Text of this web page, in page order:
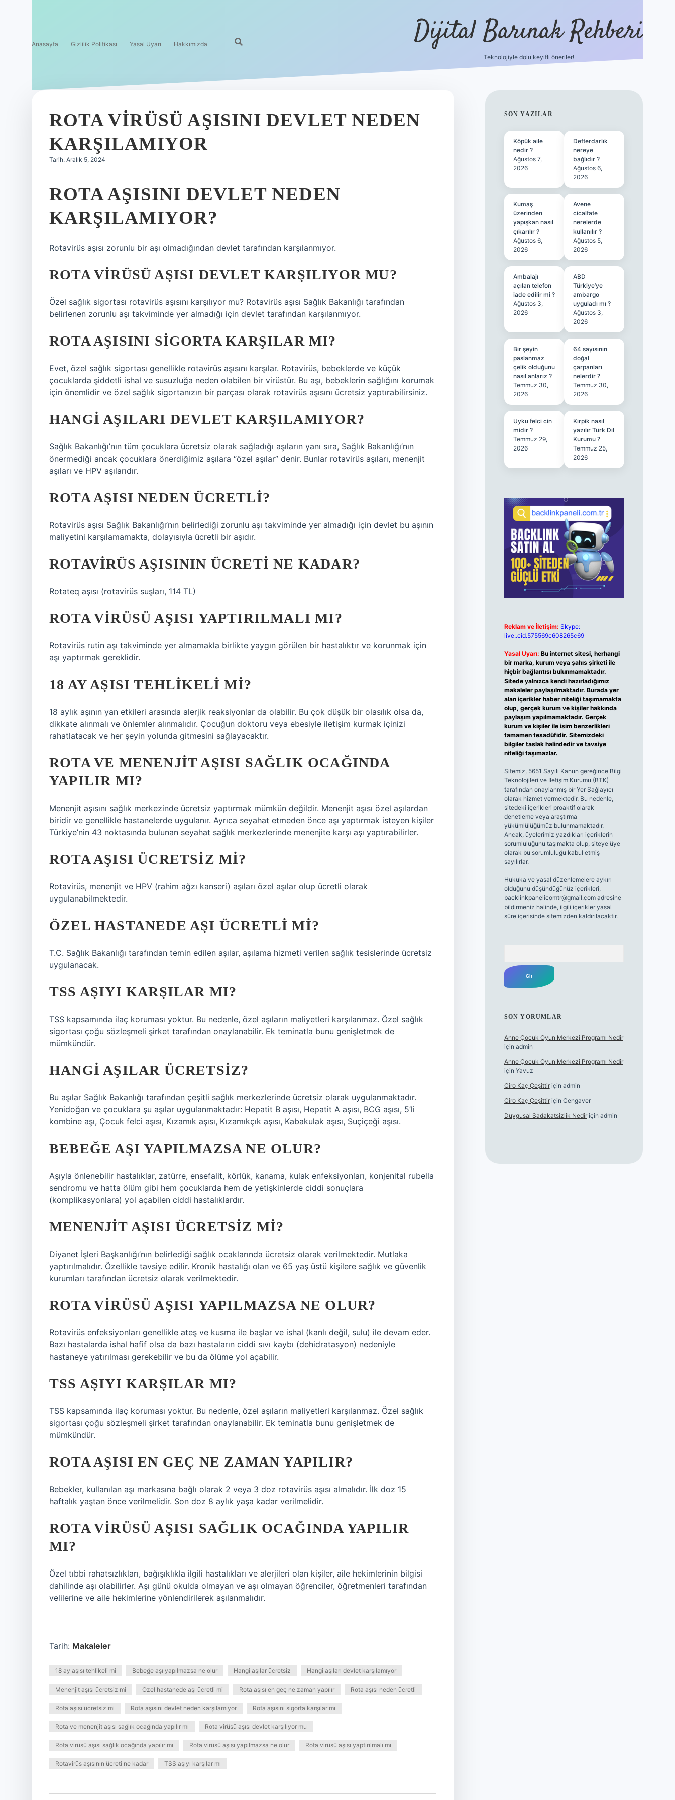
Anasayfa Gizlilik Politikası Yasal Uyarı Hakkımızda Dijital Barınak Rehberi
Teknolojiyle dolu keyifli öneriler!
ROTA VIRÜSÜ AŞISINI DEVLET NEDEN
KARŞILAMIYOR
Tarih: Aralık 5, 2024
ROTA AŞISINI DEVLET NEDEN
KARŞILAMIYOR?
Rotavirüs aşısı zorunlu bir aşı olmadığından devlet tarafından karşılanmıyor.
ROTA VIRÜSÜ AŞISI DEVLET KARŞILIYOR MU?
Özel sağlık sigortası rotavirüs aşısını karşılıyor mu? Rotavirüs aşısı Sağlık Bakanlığı tarafından
belirlenen zorunlu aşı takviminde yer almadığı için devlet tarafından karşılanmıyor.
ROTA AŞISINI SIGORTA KARŞILAR MI?
Evet, özel sağlık sigortası genellikle rotavirüs aşısını karşılar. Rotavirüs, bebeklerde ve küçük
çocuklarda şiddetli ishal ve susuzluğa neden olabilen bir virüstür. Bu aşı, bebeklerin sağlığını korumak
için önemlidir ve özel sağlık sigortanızın bir parçası olarak rotavirüs aşısını ücretsiz yaptırabilirsiniz.
HANGI AŞILARI DEVLET KARŞILAMIYOR?
Sağlık Bakanlığı’nın tüm çocuklara ücretsiz olarak sağladığı aşıların yanı sıra, Sağlık Bakanlığı’nın
önermediği ancak çocuklara önerdiğimiz aşılara “özel aşılar” denir. Bunlar rotavirüs aşıları, menenjit
aşıları ve HPV aşılarıdır.
ROTA AŞISI NEDEN ÜCRETLI?
Rotavirüs aşısı Sağlık Bakanlığı’nın belirlediği zorunlu aşı takviminde yer almadığı için devlet bu aşının
maliyetini karşılamamakta, dolayısıyla ücretli bir aşıdır.
ROTAVIRÜS AŞISININ ÜCRETI NE KADAR?
Rotateq aşısı (rotavirüs suşları, 114 TL)
ROTA VIRÜSÜ AŞISI YAPTIRILMALI MI?
Rotavirüs rutin aşı takviminde yer almamakla birlikte yaygın görülen bir hastalıktır ve korunmak için
aşı yaptırmak gereklidir.
18 AY AŞISI TEHLIKELI MI?
18 aylık aşının yan etkileri arasında alerjik reaksiyonlar da olabilir. Bu çok düşük bir olasılık olsa da,
dikkate alınmalı ve önlemler alınmalıdır. Çocuğun doktoru veya ebesiyle iletişim kurmak içinizi
rahatlatacak ve her şeyin yolunda gitmesini sağlayacaktır.
ROTA VE MENENJIT AŞISI SAĞLIK OCAĞINDA
YAPILIR MI?
Menenjit aşısını sağlık merkezinde ücretsiz yaptırmak mümkün değildir. Menenjit aşısı özel aşılardan
biridir ve genellikle hastanelerde uygulanır. Ayrıca seyahat etmeden önce aşı yaptırmak isteyen kişiler
Türkiye’nin 43 noktasında bulunan seyahat sağlık merkezlerinde menenjite karşı aşı yaptırabilirler.
ROTA AŞISI ÜCRETSIZ MI?
Rotavirüs, menenjit ve HPV (rahim ağzı kanseri) aşıları özel aşılar olup ücretli olarak
uygulanabilmektedir.
ÖZEL HASTANEDE AŞI ÜCRETLI MI?
T.C. Sağlık Bakanlığı tarafından temin edilen aşılar, aşılama hizmeti verilen sağlık tesislerinde ücretsiz
uygulanacak.
TSS AŞIYI KARŞILAR MI?
TSS kapsamında ilaç koruması yoktur. Bu nedenle, özel aşıların maliyetleri karşılanmaz. Özel sağlık
sigortası çoğu sözleşmeli şirket tarafından onaylanabilir. Ek teminatla bunu genişletmek de
mümkündür.
HANGI AŞILAR ÜCRETSIZ?
Bu aşılar Sağlık Bakanlığı tarafından çeşitli sağlık merkezlerinde ücretsiz olarak uygulanmaktadır.
Yenidoğan ve çocuklara şu aşılar uygulanmaktadır: Hepatit B aşısı, Hepatit A aşısı, BCG aşısı, 5’li
kombine aşı, Çocuk felci aşısı, Kızamık aşısı, Kızamıkçık aşısı, Kabakulak aşısı, Suçiçeği aşısı.
BEBEĞE AŞI YAPILMAZSA NE OLUR?
Aşıyla önlenebilir hastalıklar, zatürre, ensefalit, körlük, kanama, kulak enfeksiyonları, konjenital rubella
sendromu ve hatta ölüm gibi hem çocuklarda hem de yetişkinlerde ciddi sonuçlara
(komplikasyonlara) yol açabilen ciddi hastalıklardır.
MENENJIT AŞISI ÜCRETSIZ MI?
Diyanet İşleri Başkanlığı’nın belirlediği sağlık ocaklarında ücretsiz olarak verilmektedir. Mutlaka
yaptırılmalıdır. Özellikle tavsiye edilir. Kronik hastalığı olan ve 65 yaş üstü kişilere sağlık ve güvenlik
kurumları tarafından ücretsiz olarak verilmektedir.
ROTA VIRÜSÜ AŞISI YAPILMAZSA NE OLUR?
Rotavirüs enfeksiyonları genellikle ateş ve kusma ile başlar ve ishal (kanlı değil, sulu) ile devam eder.
Bazı hastalarda ishal hafif olsa da bazı hastaların ciddi sıvı kaybı (dehidratasyon) nedeniyle
hastaneye yatırılması gerekebilir ve bu da ölüme yol açabilir.
TSS AŞIYI KARŞILAR MI?
TSS kapsamında ilaç koruması yoktur. Bu nedenle, özel aşıların maliyetleri karşılanmaz. Özel sağlık
sigortası çoğu sözleşmeli şirket tarafından onaylanabilir. Ek teminatla bunu genişletmek de
mümkündür.
ROTA AŞISI EN GEÇ NE ZAMAN YAPILIR?
Bebekler, kullanılan aşı markasına bağlı olarak 2 veya 3 doz rotavirüs aşısı almalıdır. İlk doz 15
haftalık yaştan önce verilmelidir. Son doz 8 aylık yaşa kadar verilmelidir.
ROTA VIRÜSÜ AŞISI SAĞLIK OCAĞINDA YAPILIR
MI?
Özel tıbbi rahatsızlıkları, bağışıklıkla ilgili hastalıkları ve alerjileri olan kişiler, aile hekimlerinin bilgisi
dahilinde aşı olabilirler. Aşı günü okulda olmayan ve aşı olmayan öğrenciler, öğretmenleri tarafından
velilerine ve aile hekimlerine yönlendirilerek aşılanmalıdır.
Tarih: Makaleler
18 ay aşısı tehlikeli mi Bebeğe aşı yapılmazsa ne olur Hangi aşılar ücretsiz Hangi aşıları devlet karşılamıyor
Menenjit aşısı ücretsiz mi Özel hastanede aşı ücretli mi Rota aşısı en geç ne zaman yapılır Rota aşısı neden ücretli
Rota aşısı ücretsiz mi Rota aşısını devlet neden karşılamıyor Rota aşısını sigorta karşılar mı
Rota ve menenjit aşısı sağlık ocağında yapılır mı Rota virüsü aşısı devlet karşılıyor mu
Rota virüsü aşısı sağlık ocağında yapılır mı Rota virüsü aşısı yapılmazsa ne olur Rota virüsü aşısı yaptırılmalı mı
Rotavirüs aşısının ücreti ne kadar TSS aşıyı karşılar mı
SIDEBAR
SON YAZILAR
Köpük aile
nedir ?
Ağustos 7,
2026
Defterdarlık
nereye
bağlıdır ?
Ağustos 6,
2026
Kumaş
üzerinden
yapışkan nasıl
çıkarılır ?
Ağustos 6,
2026
Avene
cicalfate
nerelerde
kullanılır ?
Ağustos 5,
2026
Ambalajı
açılan telefon
iade edilir mi ?
Ağustos 3,
2026
ABD
Türkiye’ye
ambargo
uyguladı mı ?
Ağustos 3,
2026
Bir şeyin
paslanmaz
çelik olduğunu
nasıl anlarız ?
Temmuz 30,
2026
64 sayısının
doğal
çarpanları
nelerdir ?
Temmuz 30,
2026
Uyku felci cin
midir ?
Temmuz 29,
2026
Kirpik nasıl
yazılır Türk Dil
Kurumu ?
Temmuz 25,
2026
Reklam ve İletişim: Skype:
live:.cid.575569c608265c69
Yasal Uyarı: Bu internet sitesi, herhangi
bir marka, kurum veya şahıs şirketi ile
hiçbir bağlantısı bulunmamaktadır.
Sitede yalnızca kendi hazırladığımız
makaleler paylaşılmaktadır. Burada yer
alan içerikler haber niteliği taşımamakta
olup, gerçek kurum ve kişiler hakkında
paylaşım yapılmamaktadır. Gerçek
kurum ve kişiler ile isim benzerlikleri
tamamen tesadüfidir. Sitemizdeki
bilgiler taslak halindedir ve tavsiye
niteliği taşımazlar.
Sitemiz, 5651 Sayılı Kanun gereğince Bilgi
Teknolojileri ve İletişim Kurumu (BTK)
tarafından onaylanmış bir Yer Sağlayıcı
olarak hizmet vermektedir. Bu nedenle,
sitedeki içerikleri proaktif olarak
denetleme veya araştırma
yükümlülüğümüz bulunmamaktadır.
Ancak, üyelerimiz yazdıkları içeriklerin
sorumluluğunu taşımakta olup, siteye üye
olarak bu sorumluluğu kabul etmiş
sayılırlar.
Hukuka ve yasal düzenlemelere aykırı
olduğunu düşündüğünüz içerikleri,
backlinkpanelicomtr@gmail.comadresine
bildirmeniz halinde, ilgili içerikler yasal
süre içerisinde sitemizden kaldırılacaktır.
SON YORUMLAR
Anne Çocuk Oyun Merkezi Programı Nedir
için admin
Anne Çocuk Oyun Merkezi Programı Nedir
için Yavuz
Ciro Kaç Çeşittiriçin admin
Ciro Kaç Çeşittiriçin Cengaver
Duygusal Sadakatsizlik Nediriçin admin
hiltonbet güncel giriş